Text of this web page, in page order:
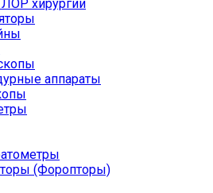
хирургии
аппараты
(Форопторы)